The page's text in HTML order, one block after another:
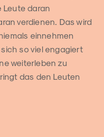
Leute daran
verdienen. Das wird
einnehmen
so viel engagiert
weiterleben zu
das den Leuten